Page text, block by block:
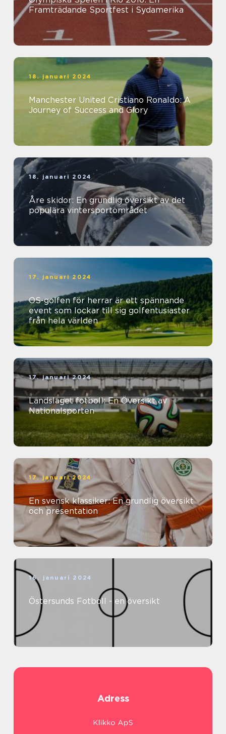
Framträdande Sportfest i Sydamerika
18. januari 2024
Manchester United Cristiano Ronaldo: A
Journey of Success and Glory
18. januari 2024
Åre skidor: En grundlig översikt av det
populära vintersportområdet
17. januari 2024
OS-golfen för herrar är ett spännande
event som lockar till sig golfentusiaster
från hela världen
17. januari 2024
Landslaget fotboll: En Översikt av
Nationalsporten
17. januari 2024
En svensk klassiker: En grundlig översikt
och presentation
16. januari 2024
Östersunds Fotboll - en översikt
Adress